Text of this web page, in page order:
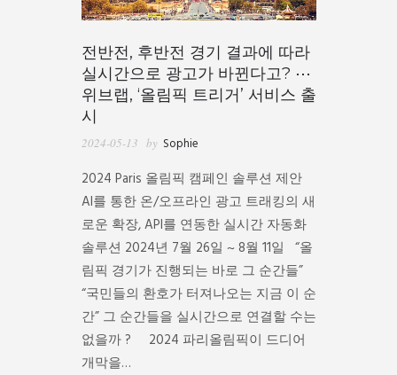
전반전, 후반전 경기 결과에 따라
실시간으로 광고가 바뀐다고? ⋯
위브랩, ‘올림픽 트리거’ 서비스 출
시
2024-05-13 by Sophie
2024 Paris 올림픽 캠페인 솔루션 제안
AI를 통한 온/오프라인 광고 트래킹의 새
로운 확장, API를 연동한 실시간 자동화
솔루션 2024년 7월 26일 ~ 8월 11일 “올
림픽 경기가 진행되는 바로 그 순간들”
“국민들의 환호가 터져나오는 지금 이 순
간” 그 순간들을 실시간으로 연결할 수는
없을까 ? 2024 파리올림픽이 드디어
개막을…